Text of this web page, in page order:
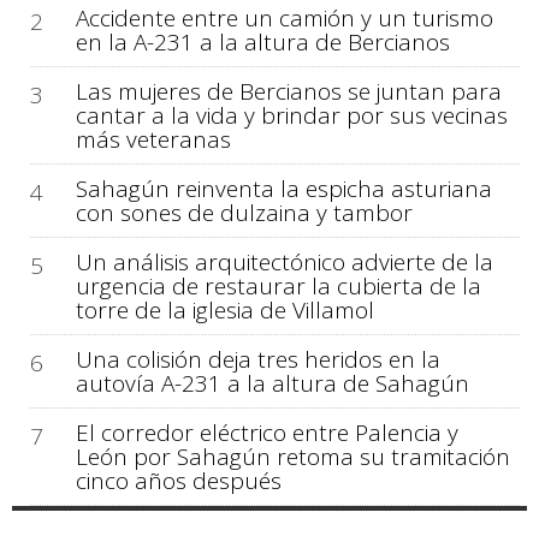
2
Accidente entre un camión y un turismo
en la A-231 a la altura de Bercianos
3
Las mujeres de Bercianos se juntan para
cantar a la vida y brindar por sus vecinas
más veteranas
4
Sahagún reinventa la espicha asturiana
con sones de dulzaina y tambor
5
Un análisis arquitectónico advierte de la
urgencia de restaurar la cubierta de la
torre de la iglesia de Villamol
6
Una colisión deja tres heridos en la
autovía A-231 a la altura de Sahagún
7
El corredor eléctrico entre Palencia y
León por Sahagún retoma su tramitación
cinco años después